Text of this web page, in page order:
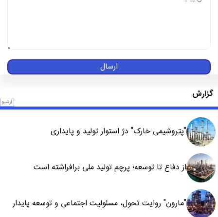
ارسال
گزارش
آرشیو
"پتروشیمی خارک" دژ استوار تولید و پایداری
از دفاع تا توسعه؛ پرچم تولید ملی برافراشته است
"مارون" روایت تحول، مسئولیت اجتماعی و توسعه پایدار